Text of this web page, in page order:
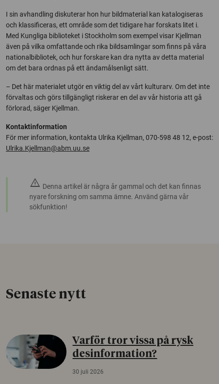
I sin avhandling diskuterar hon hur bildmaterial kan katalogiseras
och klassificeras, ett område som det tidigare har forskats litet i.
Med Kungliga biblioteket i Stockholm som exempel visar Kjellman
även på vilka omfattande och rika bildsamlingar som finns på våra
nationalbibliotek, och hur forskare kan dra nytta av detta material
om det bara ordnas på ett ändamålsenligt sätt.
– Det här materialet utgör en viktig del av vårt kulturarv. Om det inte
förvaltas och görs tillgängligt riskerar en del av vår historia att gå
förlorad, säger Kjellman.
Kontaktinformation
För mer information, kontakta Ulrika Kjellman, 070-598 48 12, e-post:
Ulrika.Kjellman@abm.uu.se
warning Denna artikel är några år gammal och det kan finnas
nyare forskning om samma ämne. Använd gärna vår
sökfunktion!
Senaste nytt
Varför tror vissa på rysk
desinformation?
30 juli 2026